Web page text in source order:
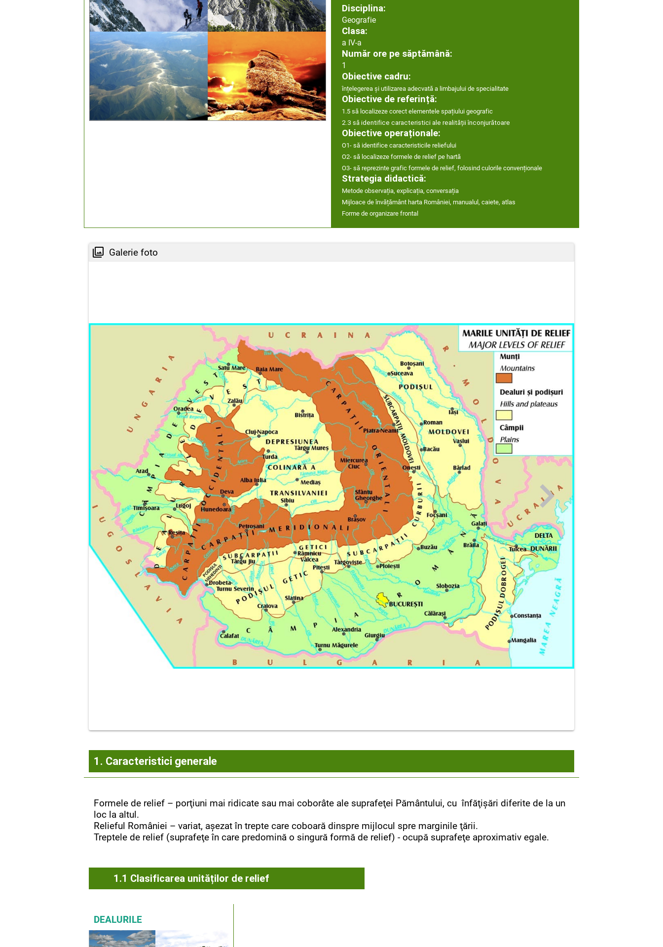
Disciplina:
Geografie
Clasa:
a IV-a
Număr ore pe săptămână:
1
Obiective cadru:
înțelegerea și utilizarea adecvată a limbajului de specialitate
Obiective de referință:
1.5 să localizeze corect elementele spațiului geografic
2.3 să identifice caracteristici ale realității înconjurătoare
Obiective operaționale:
O1- să identifice caracteristicile reliefului
O2- să localizeze formele de relief pe hartă
O3- să reprezinte grafic formele de relief, folosind culorile convenționale
Strategia didactică:
Metode observația, explicația, conversația
Mijloace de învățământ harta României, manualul, caiete, atlas
Forme de organizare frontal
Galerie foto
1. Caracteristici generale
Formele de relief – porţiuni mai ridicate sau mai coborâte ale suprafeţei Pământului, cu înfăţişări diferite de la un
loc la altul.
Relieful României – variat, aşezat în trepte care coboară dinspre mijlocul spre marginile ţării.
Treptele de relief (suprafeţe în care predomină o singură formă de relief) - ocupă suprafeţe aproximativ egale.
1.1 Clasificarea unităților de relief
DEALURILE